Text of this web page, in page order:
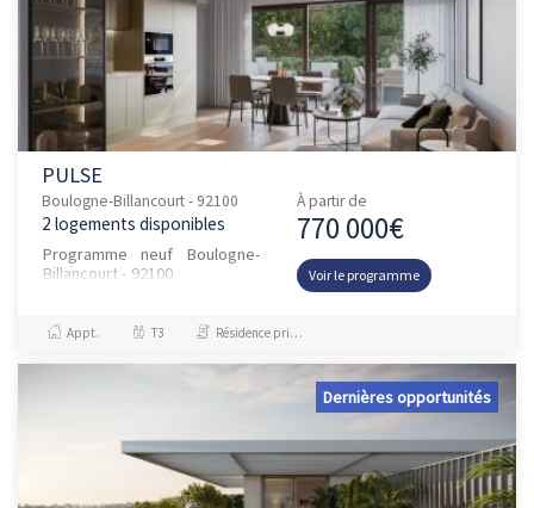
PULSE
Boulogne-Billancourt - 92100
2 logements disponibles
Programme neuf Boulogne-
Billancourt - 92100
À partir de
770 000€
Voir le programme
Appt. T3 Résidence principale / PTZ, Investissement et Défiscalisation
Dernières opportunités